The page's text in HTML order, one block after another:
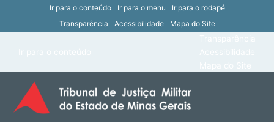
Ir para o conteúdo Ir para o menu
Ir para o rodapé
Transparência
Acessibilidade Mapa do Site